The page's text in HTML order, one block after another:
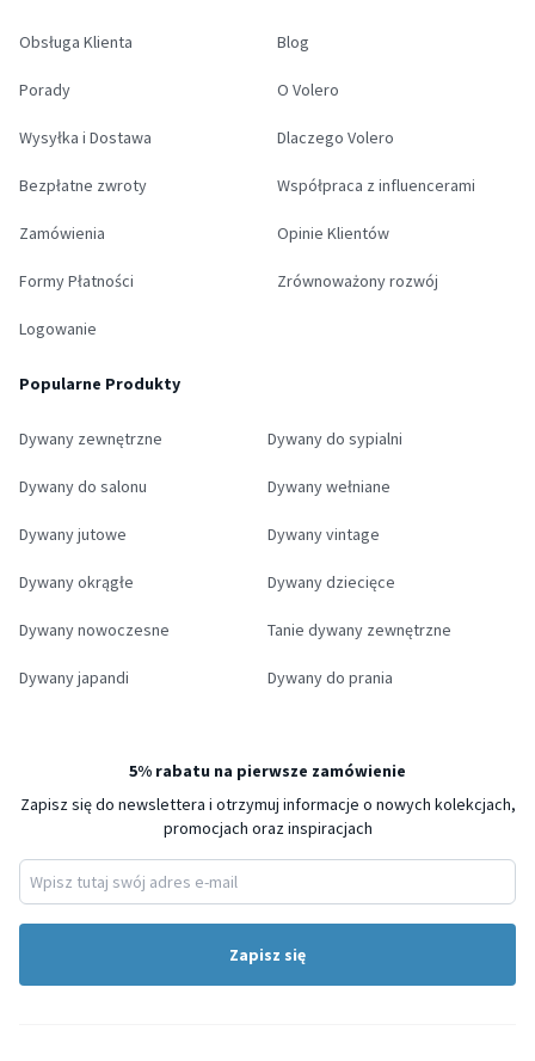
Obsługa Klienta
Porady
Wysyłka i Dostawa
Bezpłatne zwroty
Zamówienia
Formy Płatności
Logowanie
Blog
O Volero
Dlaczego Volero
Współpraca z influencerami
Opinie Klientów
Zrównoważony rozwój
Popularne Produkty
Dywany zewnętrzne Dywany do sypialni
Dywany do salonu Dywany wełniane
Dywany jutowe Dywany vintage
Dywany okrągłe Dywany dziecięce
Dywany nowoczesne Tanie dywany zewnętrzne
Dywany japandi Dywany do prania
5% rabatu na pierwsze zamówienie
Zapisz się do newslettera i otrzymuj informacje o nowych kolekcjach,
promocjach oraz inspiracjach
Zapisz się